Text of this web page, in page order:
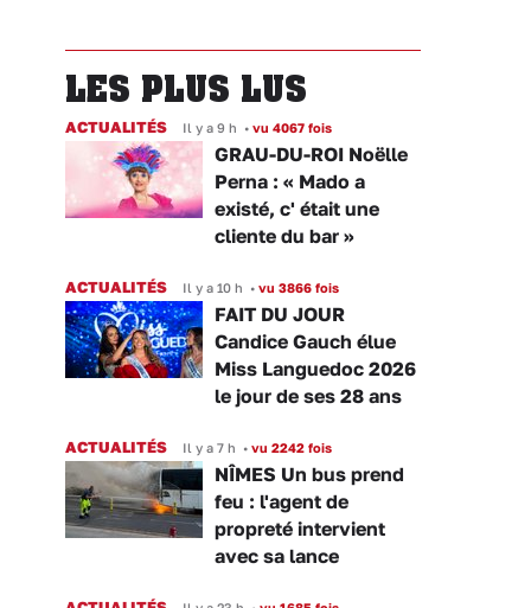
LES PLUS LUS
ACTUALITÉS Il y a 9 h • vu 4067 fois
GRAU-DU-ROI Noëlle
Perna : « Mado a
existé, c' était une
cliente du bar »
ACTUALITÉS Il y a 10 h • vu 3866 fois
FAIT DU JOUR
Candice Gauch élue
Miss Languedoc 2026
le jour de ses 28 ans
ACTUALITÉS Il y a 7 h • vu 2242 fois
NÎMES Un bus prend
feu : l'agent de
propreté intervient
avec sa lance